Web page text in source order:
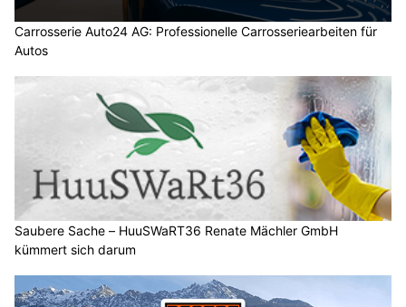
Carrosserie Auto24 AG: Professionelle Carrosseriearbeiten für
Autos
Saubere Sache – HuuSWaRT36 Renate Mächler GmbH
kümmert sich darum